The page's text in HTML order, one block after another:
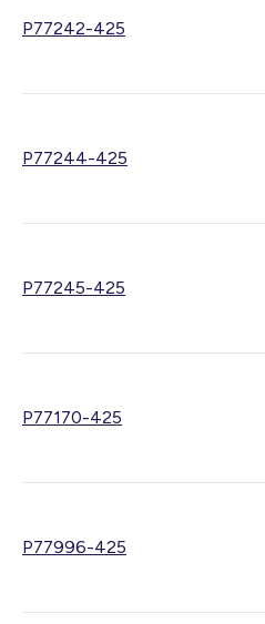
P77242-425
P77244-425
P77245-425
P77170-425
P77996-425